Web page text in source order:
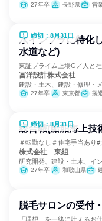
27年卒 長野県 営
締切：8月31日
水インフラに特化
水道など)
東証プライム上場G／人と
冨洋設計株式会社
建設・土木、建設・修理・
ルギー27年卒 東京都 製
締切：8月31日
総合職(船舶海上技
＃転勤なし＃住宅手当あり
株式会社 東組
研究開発、建設・土木、イ
27年卒 和歌山県
脱毛サロンの受付
「理想」を一緒に叶えるお